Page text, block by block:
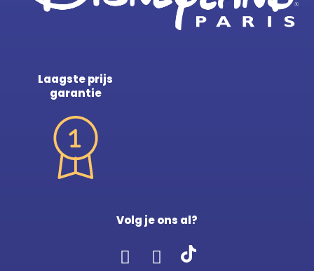
Laagste prijs
garantie
Volg je ons al?